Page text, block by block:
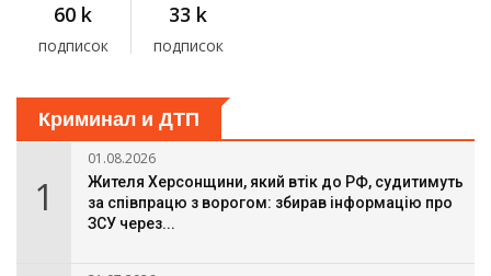
60 k
подписок
33 k
подписок
Криминал и ДТП
1
01.08.2026
Жителя Херсонщини, який втік до РФ, судитимуть
за співпрацю з ворогом: збирав інформацію про
ЗСУ через...